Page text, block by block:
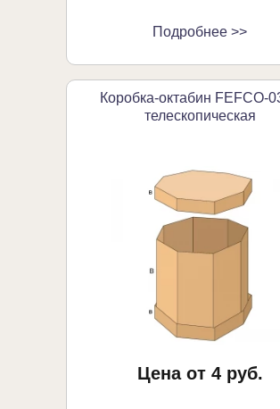
Подробнее >>
Коробка-октабин FEFCO-
телескопическая
Цена от 4 руб.